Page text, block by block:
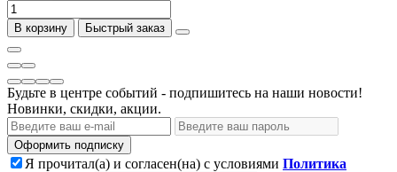
В корзину Быстрый заказ
Будьте в центре событий - подпишитесь на наши новости!
Новинки, скидки, акции.
Оформить подписку
Я прочитал(а) и согласен(на) с условиями Политика